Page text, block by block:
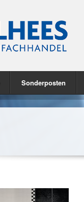
Sonderposten